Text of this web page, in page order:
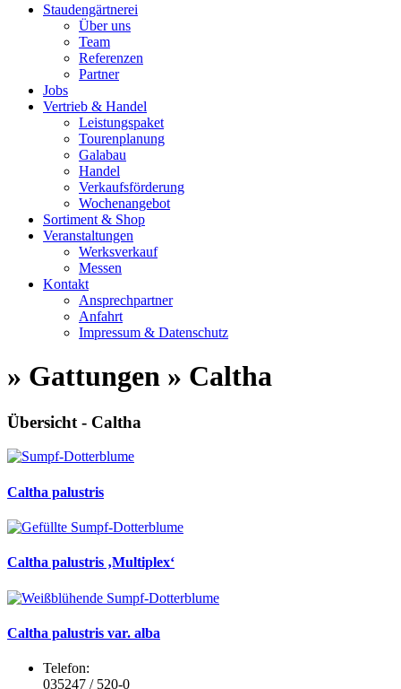
Staudengärtnerei
Über uns
Team
Referenzen
Partner
Jobs
Vertrieb & Handel
Leistungspaket
Tourenplanung
Galabau
Handel
Verkaufsförderung
Wochenangebot
Sortiment & Shop
Veranstaltungen
Werksverkauf
Messen
Kontakt
Ansprechpartner
Anfahrt
Impressum & Datenschutz
» Gattungen » Caltha
Übersicht - Caltha
Caltha palustris
Caltha palustris ‚Multiplex‘
Caltha palustris var. alba
Telefon:
035247 / 520-0